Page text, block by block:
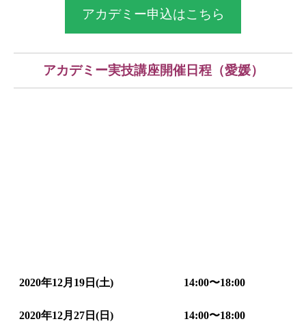
アカデミー申込はこちら
アカデミー実技講座開催日程（愛媛）
2020年12月19日(土) 14:00〜18:00
2020年12月27日(日) 14:00〜18:00